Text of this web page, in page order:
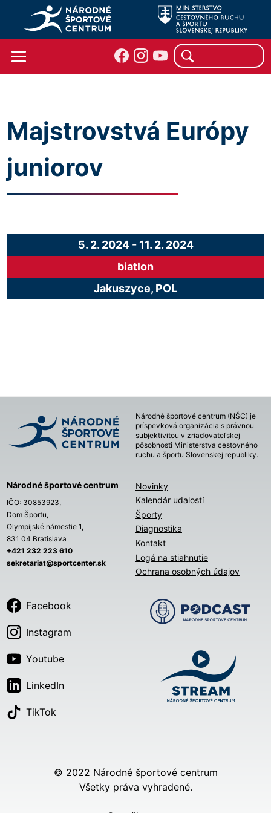
Majstrovstvá Európy
juniorov
5. 2. 2024- 11. 2. 2024
biatlon
Jakuszyce, POL
Národné športové centrum (NŠC) je
príspevková organizácia s právnou
subjektivitou v zriaďovateľskej
pôsobnosti Ministerstva cestovného
ruchu a športu Slovenskej republiky.
Národné športové centrum
IČO: 30853923,
Dom Športu,
Olympijské námestie 1,
831 04 Bratislava
+421 232 223 610
sekretariat@sportcenter.sk
Novinky
Kalendár udalostí
Športy
Diagnostika
Kontakt
Logá na stiahnutie
Ochrana osobných údajov
Facebook
Instagram
Youtube
LinkedIn
TikTok
© 2022 Národné športové centrum
Všetky práva vyhradené.